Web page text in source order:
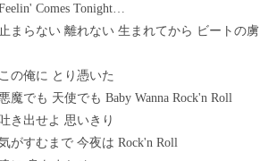
Comes Tonight…
止まらない 離れない 生まれてから ビートの虜
この俺に とり憑いた
悪魔でも 天使でも Baby Wanna Rock'n Roll
き出せよ 思いきり
がすむまで 今夜は Rock'n Roll